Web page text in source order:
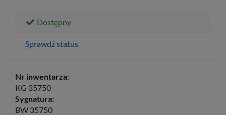
Dostępny
Sprawdź status
Nr inwentarza:
KG 35750
Sygnatura:
BW 35750